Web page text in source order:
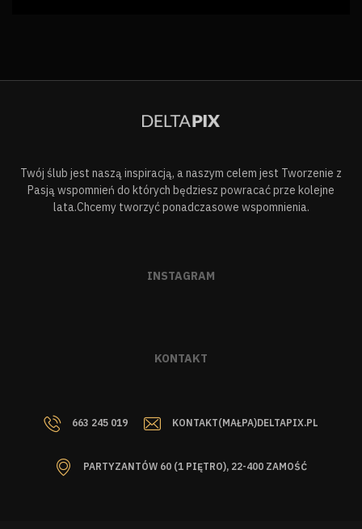
Twój ślub jest naszą inspiracją, a naszym celem jest Tworzenie z
Pasją wspomnień do których będziesz powracać prze kolejne
lata.Chcemy tworzyć ponadczasowe wspomnienia.
INSTAGRAM
KONTAKT
663 245 019 KONTAKT(MAŁPA)DELTAPIX.PL
PARTYZANTÓW 60 (1 PIĘTRO), 22-400 ZAMOŚĆ